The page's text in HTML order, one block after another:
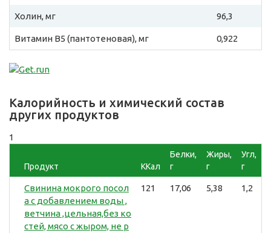
Холин, мг 96,3
Витамин B5 (пантотеновая), мг 0,922
Калорийность и химический состав
других продуктов
1
Продукт ККал
Белки,
г
Жиры,
г
Угл,
г
Свинина мокрого посол
а с добавлением воды ,
ветчина ,цельная,без ко
стей, мясо с жыром, не р
121 17,06 5,38 1,2